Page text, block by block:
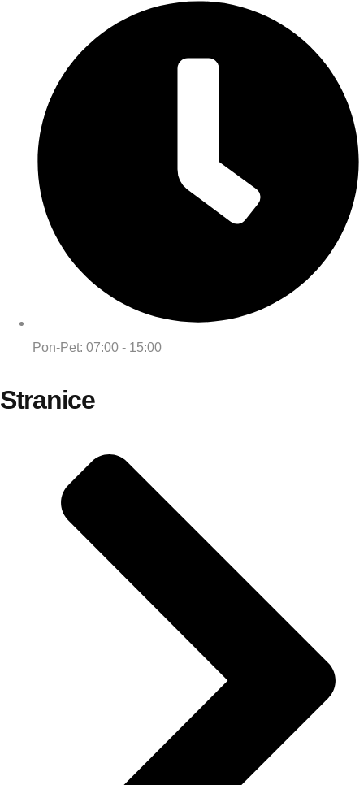
Pon-Pet: 07:00 - 15:00
Stranice